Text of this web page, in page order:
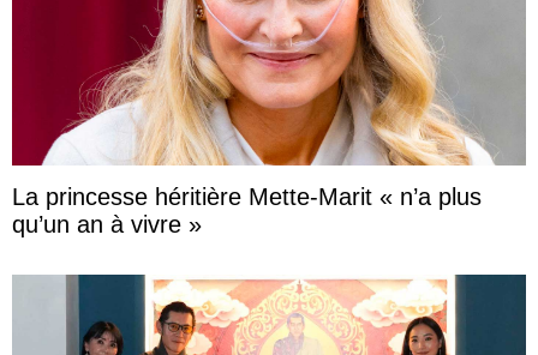
La princesse héritière Mette-Marit « n’a plus
qu’un an à vivre »